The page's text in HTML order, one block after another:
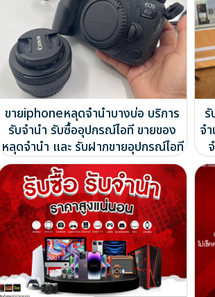
ขายiphoneหลุดจำนำบางบ่อ บริการ
รับจำนำ รับซื้ออุปกรณ์ไอที ขายของ
หลุดจำนำ และ รับฝากขายอุปกรณ์ไอที
จ